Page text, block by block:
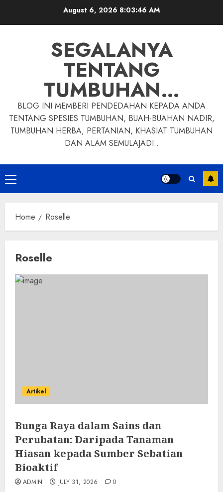
August 6, 2026 8:03:47 AM
SEGALANYA
TENTANG
TUMBUHAN…
BLOG INI MEMBERI PENDEDAHAN KEPADA ANDA
TENTANG SPESIES TUMBUHAN, BUAH-BUAHAN NADIR,
TUMBUHAN HERBA, PERTANIAN, KHASIAT TUMBUHAN
DAN ALAM SEMULAJADI..
Primary
Menu
Home Roselle
Roselle
Artikel
Bunga Raya dalam Sains dan
Perubatan: Daripada Tanaman
Hiasan kepada Sumber Sebatian
Bioaktif
ADMIN JULY 31, 2026 0